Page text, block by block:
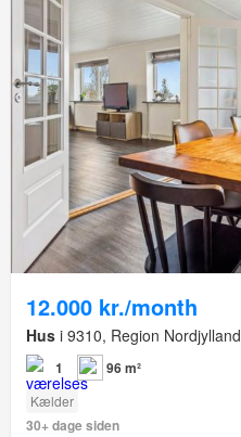
12.000 kr./month
Hus i 9310, Region Nordjylland
1 96 m²
Kælder
30+ dage siden